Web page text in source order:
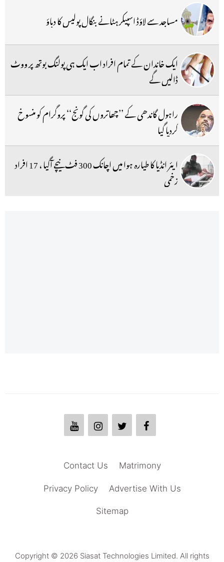
مساجد سے لاؤڈ اسپیکر ہٹانے بنگال پولیس کا دباؤ
ایک خاندان کے تمام افراد اب ایک ہی پولنگ بوتھ پر ووٹ
ڈالیں گے
راہول گاندھی کے ’’چھاتروں کی گونج‘‘ پروگرام کو منسوخ
کردیا گیا
ایئر انڈیا کا طیارہ ہوا میں اچانک 300 فٹ نیچے آگیا ، 17 افراد
زخمی
Matrimony
Contact Us
Advertise With Us
Privacy Policy
Sitemap
Copyright © 2026 Siasat Technologies Limited. All rights